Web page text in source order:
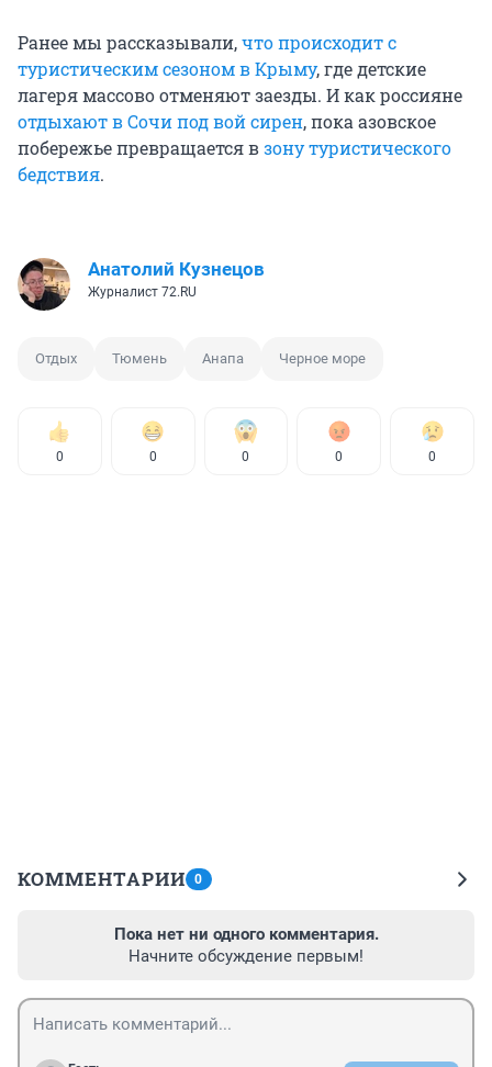
Ранее мы рассказывали,что происходит с
туристическим сезоном в Крыму, где детские
лагеря массово отменяют заезды. И как россияне
отдыхают в Сочи под вой сирен, пока азовское
побережье превращается взону туристического
бедствия.
Анатолий Кузнецов
Журналист 72.RU
Отдых Тюмень Анапа Черное море
0 0 0 0 0
КОММЕНТАРИИ 0
Пока нет ни одного комментария.
Начните обсуждение первым!